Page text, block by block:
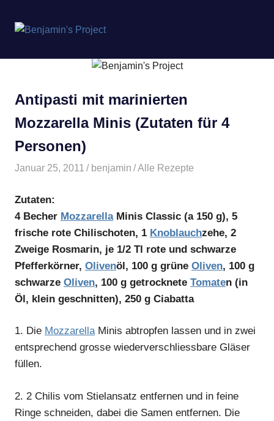
springen
Project
Antipasti mit marinierten
Mozzarella Minis (Zutaten für 4
Personen)
Januar 25, 2011 benjamin Alle Rezepte
Zutaten:
4 Becher MozzarellaMinis Classic (a 150 g), 5
frische rote Chilischoten, 1 Knoblauchzehe, 2
Zweige Rosmarin, je 1/2 Tl rote und schwarze
Pfefferkörner, Olivenöl, 100 g grüne Oliven, 100 g
schwarze Oliven, 100 g getrocknete Tomaten (in
Öl, klein geschnitten), 250 g Ciabatta
1. Die MozzarellaMinis abtropfen lassen und in zwei
entsprechend grosse wiederverschliessbare Gläser
füllen.
2. 2 Chilis vom Stielansatz entfernen und in feine
Ringe schneiden, dabei die Samen entfernen. Die